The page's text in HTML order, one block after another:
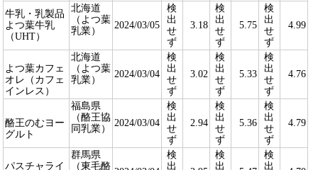
牛乳・乳製品
よつ葉牛乳
（UHT）
北海道
（よつ葉
乳業）
2024/03/05
検
出
せ
ず
3.18
検
出
せ
ず
5.75
検
出
せ
ず
4.99
よつ葉カフェ
オレ（カフェ
インレス）
北海道
（よつ葉
乳業）
2024/03/04
検
出
せ
ず
3.02
検
出
せ
ず
5.33
検
出
せ
ず
4.76
酪王のむヨー
グルト
福島県
（酪王協
同乳業）
2024/03/04
検
出
せ
ず
2.94
検
出
せ
ず
5.36
検
出
せ
ず
4.79
パスチャライ
群馬県
（東毛酪
検
出
検
出
検
出